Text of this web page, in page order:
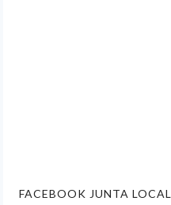
FACEBOOK JUNTA LOCAL